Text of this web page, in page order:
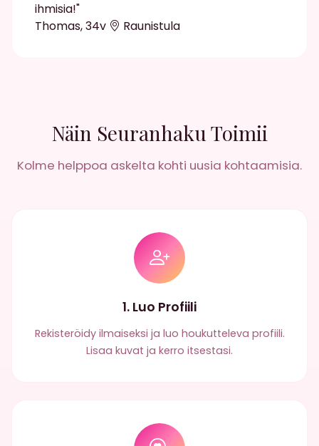
ihmisia!"
Thomas, 34v
Raunistula
Näin Seuranhaku Toimii
Kolme helppoa askelta kohti uusia kohtaamisia.
1. Luo Profiili
Rekisteröidy ilmaiseksi ja luo houkutteleva profiili.
Lisaa kuvat ja kerro itsestasi.